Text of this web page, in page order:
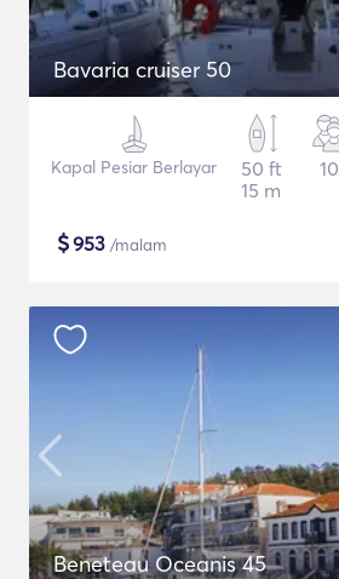
Bavaria cruiser 50
Kapal Pesiar Berlayar
50 ft
15 m
10
$953 /malam
Beneteau Oceanis 45